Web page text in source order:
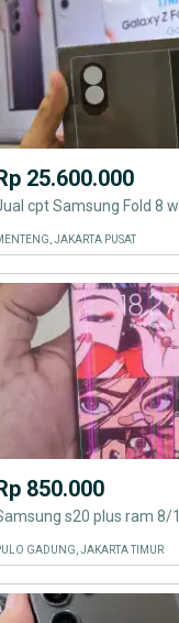
25.600.000
JAKARTA PUSAT
850.000
s20 plus ram 8/
GADUNG, JAKARTA TIMUR